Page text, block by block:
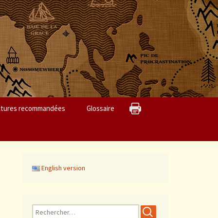
recommandées Glossaire
English version
R